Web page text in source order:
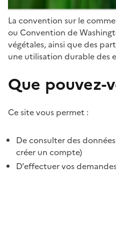
La convention sur le
ou Convention de
végétales, ainsi que des
une utilisation durable des
Que pouvez-
Ce site vous permet :
De consulter des
créer un compte)
D'effectuer vos